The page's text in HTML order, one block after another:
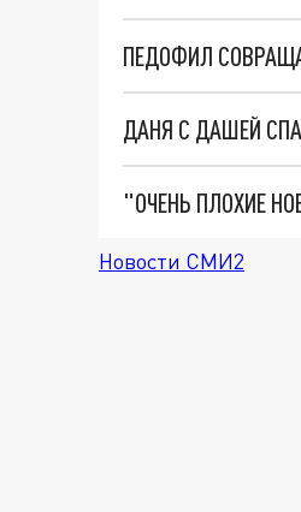
ПЕДОФИЛ
ДАНЯ С ДАШЕЙ
Новости СМИ2